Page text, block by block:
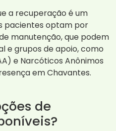
a recuperação é um
pacientes optam por
manutenção, que podem
e grupos de apoio, como
e Narcóticos Anônimos
em Chavantes.
de